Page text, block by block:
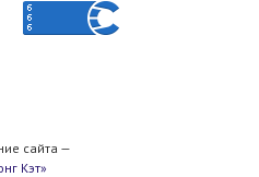
сайта —
Кэт»